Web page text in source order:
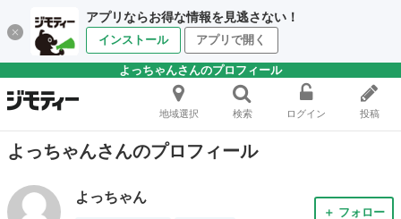
アプリならお得な情報を見逃さない！
インストール アプリで開く
よっちゃんさんのプロフィール
地域選択 検索 ログイン 投稿
よっちゃんさんのプロフィール
よっちゃん
＋ フォロー